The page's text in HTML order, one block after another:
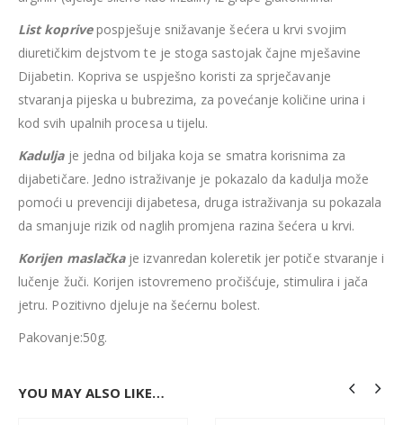
List koprivepospješuje snižavanje šećera u krvi svojim
diuretičkim dejstvom te je stoga sastojak čajne mješavine
Dijabetin. Kopriva se uspješno koristi za sprječavanje
stvaranja pijeska u bubrezima, za povećanje količine urina i
kod svih upalnih procesa u tijelu.
Kaduljaje jedna od biljaka koja se smatra korisnima za
dijabetičare. Jedno istraživanje je pokazalo da kadulja može
pomoći u prevenciji dijabetesa, druga istraživanja su pokazala
da smanjuje rizik od naglih promjena razina šećera u krvi.
Korijen maslačka je izvanredan koleretik jer potiče stvaranje i
lučenje žuči. Korijen istovremeno pročišćuje, stimulira i jača
jetru. Pozitivno djeluje na šećernu bolest.
Pakovanje:50g.
YOU MAY ALSO LIKE…